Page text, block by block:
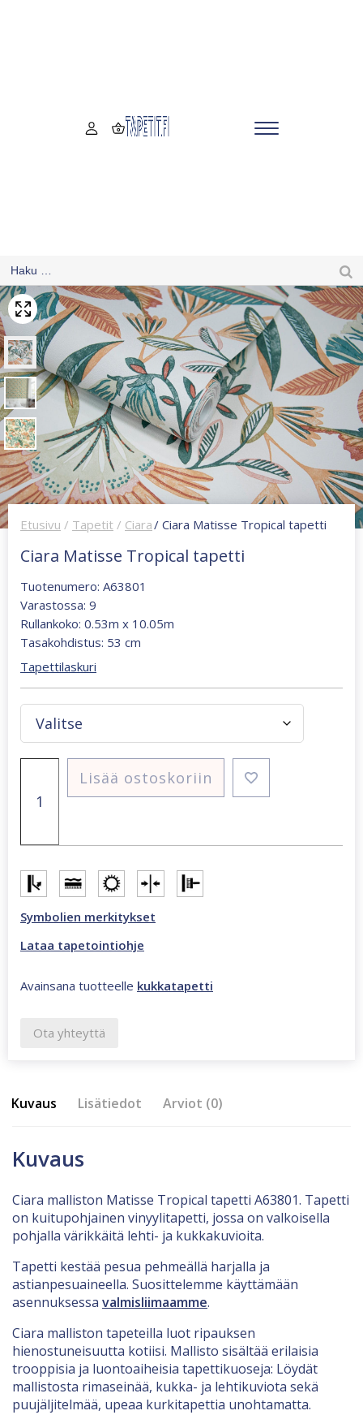
Etusivu / Tapetit / Ciara/ Ciara Matisse Tropical tapetti
Ciara Matisse Tropical tapetti
Tuotenumero: A63801
Varastossa: 9
Rullankoko: 0.53m x 10.05m
Tasakohdistus: 53 cm
Tapettilaskuri
Tropical
Lisää ostoskoriin
Symbolien merkitykset
Lataa tapetointiohje
Avainsana tuotteelle kukkatapetti
Ota yhteyttä
Kuvaus Lisätiedot Arviot (0)
Kuvaus
Ciara malliston Matisse Tropical tapetti A63801. Tapetti
on kuitupohjainen vinyylitapetti, jossa on valkoisella
pohjalla värikkäitä lehti- ja kukkakuvioita.
Tapetti kestää pesua pehmeällä harjalla ja
astianpesuaineella. Suosittelemme käyttämään
asennuksessa valmisliimaamme.
Ciara malliston tapeteilla luot ripauksen
hienostuneisuutta kotiisi. Mallisto sisältää erilaisia
trooppisia ja luontoaiheisia tapettikuoseja: Löydät
mallistosta rimaseinää, kukka- ja lehtikuviota sekä
puujäljitelmää, upeaa kurkitapettia unohtamatta.